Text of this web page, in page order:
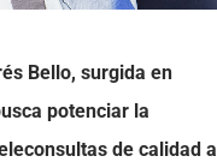
Bello, surgida en
potenciar la
de calidad a